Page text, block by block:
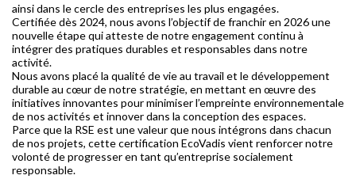
ainsi dans le cercle des entreprises les plus engagées.
Certifiée dès 2024, nous avons l’objectif de franchir en 2026 une
nouvelle étape qui atteste de notre engagement continu à
intégrer des pratiques durables et responsables dans notre
activité.
Nous avons placé la qualité de vie au travail et le développement
durable au cœur de notre stratégie, en mettant en œuvre des
initiatives innovantes pour minimiser l’empreinte environnementale
de nos activités et innover dans la conception des espaces.
Parce que la RSE est une valeur que nous intégrons dans chacun
de nos projets, cette certification EcoVadis vient renforcer notre
volonté de progresser en tant qu’entreprise socialement
responsable.